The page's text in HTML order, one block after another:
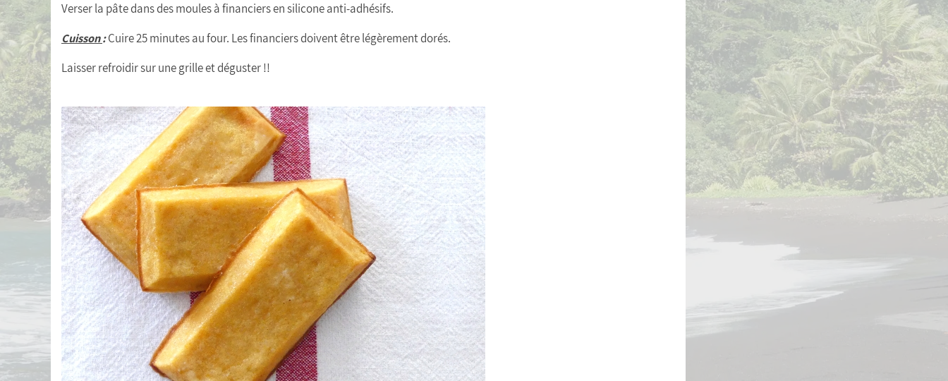
Verser la pâte dans des moules à financiers en silicone anti-adhésifs.
Cuisson:Cuire 25 minutes au four. Les financiers doivent être légèrement dorés.
Laisser refroidir sur une grille et déguster !!